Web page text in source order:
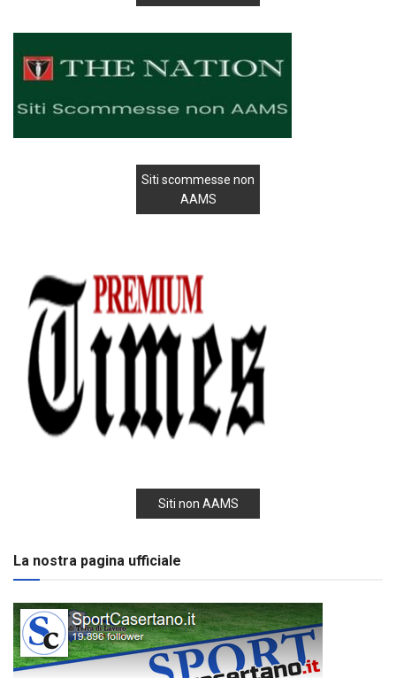
Siti scommesse non
AAMS
Siti non AAMS
La nostra pagina ufficiale